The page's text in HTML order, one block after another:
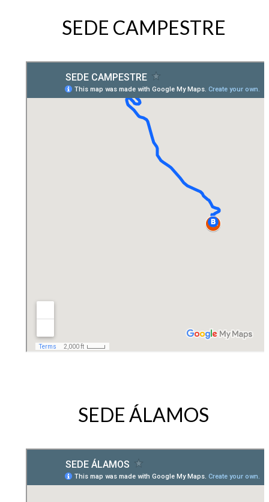
SEDE CAMPESTRE
SEDE ÁLAMOS